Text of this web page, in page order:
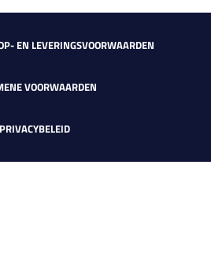
EN LEVERINGSVOORWAARDEN
VOORWAARDEN
PRIVACYBELEID